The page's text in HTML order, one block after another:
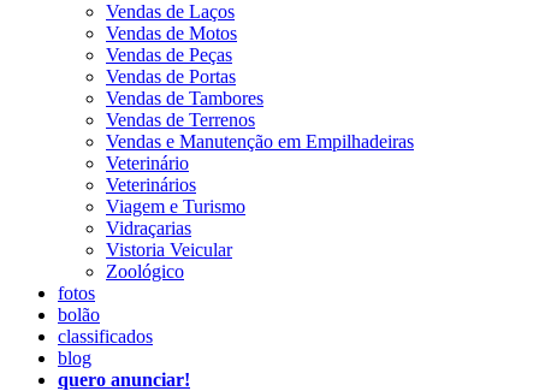
Vendas de Laços
Vendas de Motos
Vendas de Peças
Vendas de Portas
Vendas de Tambores
Vendas de Terrenos
Vendas e Manutenção em Empilhadeiras
Veterinário
Veterinários
Viagem e Turismo
Vidraçarias
Vistoria Veicular
Zoológico
fotos
bolão
classificados
blog
quero anunciar!